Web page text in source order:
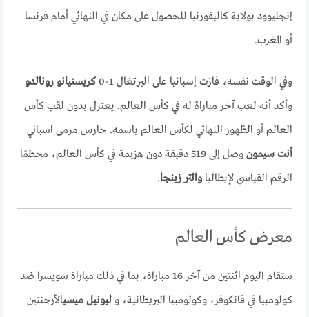
إنجليوود بولاية كاليفورنيا للحصول على مكان في النهائي أمام فرنسا
أو المغرب.
وفي الوقت نفسه، فازت إسبانيا على البرتغال 1-0
كريستيانو رونالدو
وأكد أنه لعب آخر مباراة له في كأس العالم. يعتزل بدون لقب كأس
العالم أو الظهور النهائي لكأس العالم باسمه. حارس مرمى اسباني
أنت سيمون
وصل إلى 519 دقيقة دون هزيمة في كأس العالم، محطمًا
الرقم القياسي لإيطالياوالتر زينجا.
معرض كأس العالم
ستقام اليوم اثنتين من آخر 16 مباراة، بما في ذلك مباراة سويسرا ضد
كولومبيا في فانكوفر، وكولومبيا البريطانية، وليونيل ميسيالأرجنتين